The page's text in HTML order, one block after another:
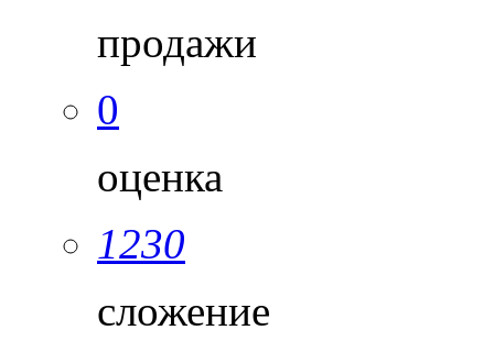
продажи
0
оценка
1230
сложение